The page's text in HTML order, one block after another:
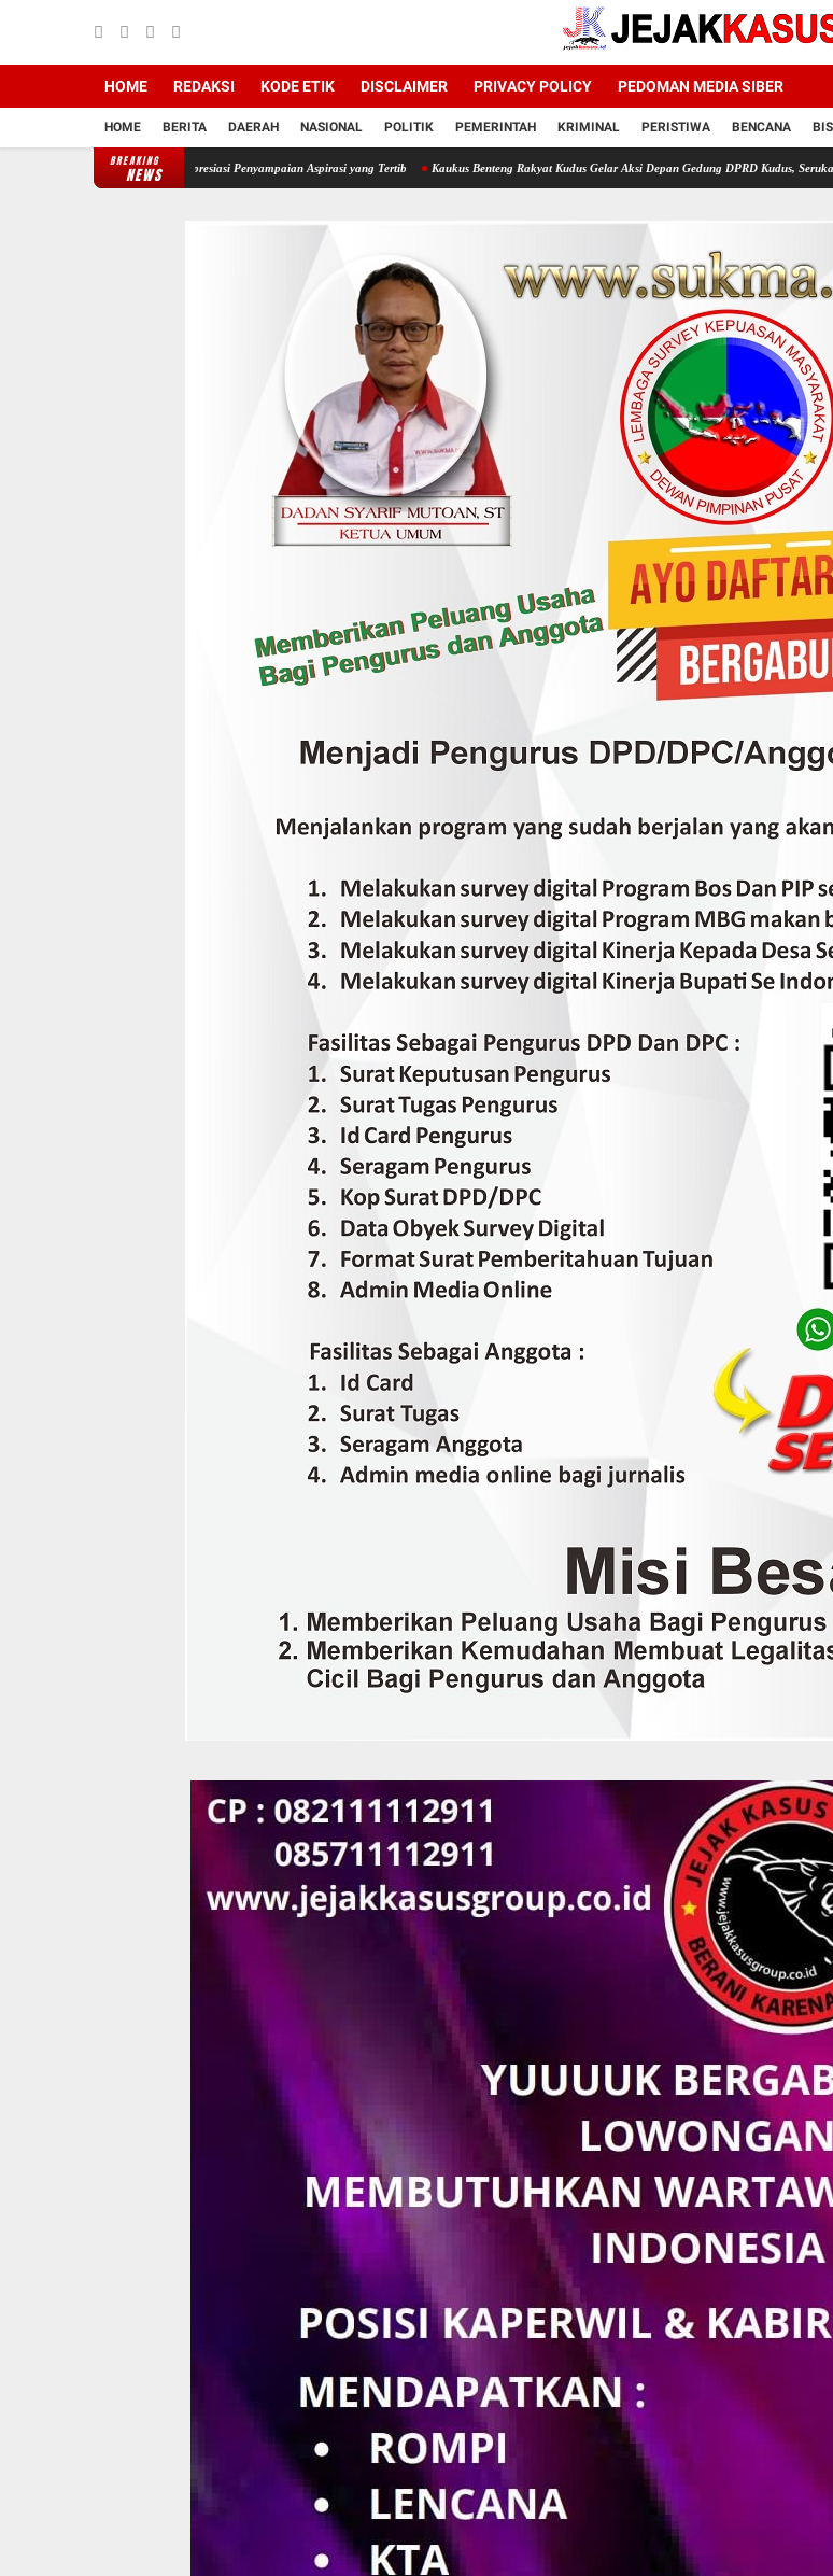
HOME REDAKSI KODE ETIK DISCLAIMER PRIVACY POLICY PEDOMAN MEDIA SIBER
HOME BERITA DAERAH NASIONAL POLITIK PEMERINTAH KRIMINAL PERISTIWA BENCANA
BREAKING
NEWS
Kudus, Kapolres Apresiasi Penyampaian Aspirasi yang Tertib Kaukus Benteng Rakyat Kudus Gelar Aksi Depan Gedung DPRD Kudus, Serukan Evaluasi